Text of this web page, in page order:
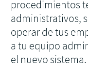
procedimientos
administrativos,
operar de tus
a tu equipo
el nuevo sistema.